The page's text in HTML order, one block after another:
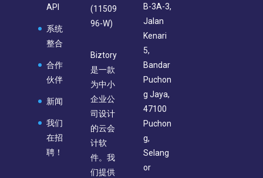
API
系统
整合
合作
伙伴
新闻
我们
在招
聘！
(11509
96-W)
Biztory
是一款
为中小
企业公
司设计
的云会
计软
件。我
们提供
B-3A-3,
Jalan
Kenari
5,
Bandar
Puchon
g Jaya,
47100
Puchon
g,
Selang
or